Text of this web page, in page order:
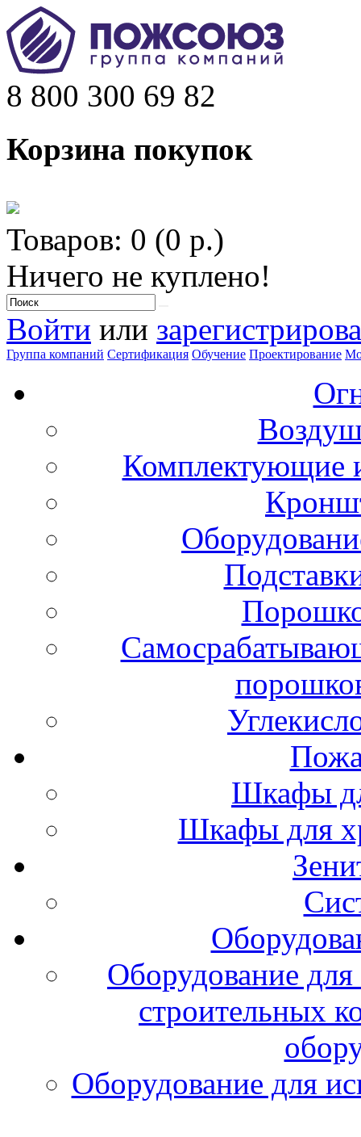
8 800 300 69 82
Корзина покупок
Товаров: 0 (0 р.)
Ничего не куплено!
Войти или
Группа компаний Сертификация Обучение Проектирование
Комплектующие
Шкафы
Шкафы для
Оборудование
строительных
Оборудование для